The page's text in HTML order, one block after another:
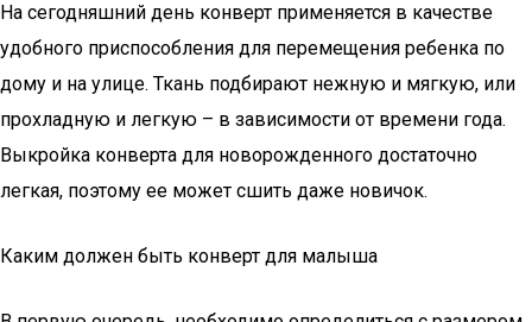
На сегодняшний день конверт применяется в качестве
удобного приспособления для перемещения ребенка по
дому и на улице. Ткань подбирают нежную и мягкую, или
прохладную и легкую – в зависимости от времени года.
Выкройка конверта для новорожденного достаточно
легкая, поэтому ее может сшить даже новичок.
Каким должен быть конверт для малыша